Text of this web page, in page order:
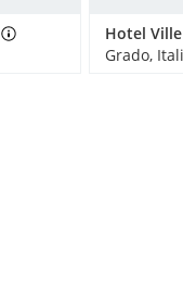
Hotel
Grado,